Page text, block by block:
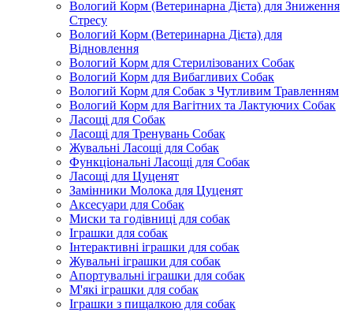
Вологий Корм (Ветеринарна Дієта) для Зниження
Стресу
Вологий Корм (Ветеринарна Дієта) для
Відновлення
Вологий Корм для Стерилізованих Собак
Вологий Корм для Вибагливих Собак
Вологий Корм для Собак з Чутливим Травленням
Вологий Корм для Вагітних та Лактуючих Собак
Ласощі для Собак
Ласощі для Тренувань Собак
Жувальні Ласощі для Собак
Функціональні Ласощі для Собак
Ласощі для Цуценят
Замінники Молока для Цуценят
Аксесуари для Собак
Миски та годівниці для собак
Іграшки для собак
Інтерактивні іграшки для собак
Жувальні іграшки для собак
Апортувальні іграшки для собак
М'які іграшки для собак
Іграшки з пищалкою для собак